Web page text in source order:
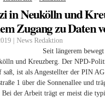
in Neukölln und
Zugang zu Daten
| News Redaktion
Seit längerem
und Kreuzberg. Der NPD-
saß, ist als Angestellter der PIN
1 über die Sonnenallee und
Bei der Arbeit trägt er meist die